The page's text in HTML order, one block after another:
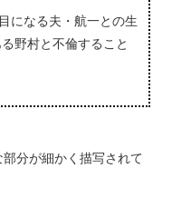
になる夫・航一との生
野村と不倫すること
分が細かく描写されて